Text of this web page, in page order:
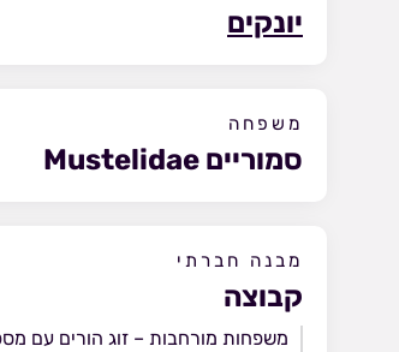
יונקים
משפחה
סמוריים Mustelidae
מבנה חברתי
קבוצה
משפחות מורחבות – זוג הורים עם